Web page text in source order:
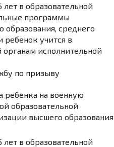
лет в образовательной
программы
образования, среднего
ребенок учится в
органам исполнительной
по призыву
ребенка на военную
образовательной
высшего образования
лет в образовательной